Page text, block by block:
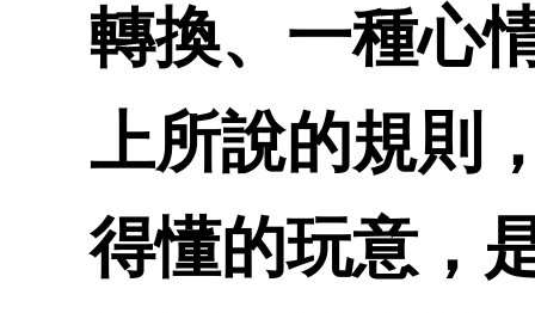
轉換、一種心
上所說的規則
得懂的玩意，